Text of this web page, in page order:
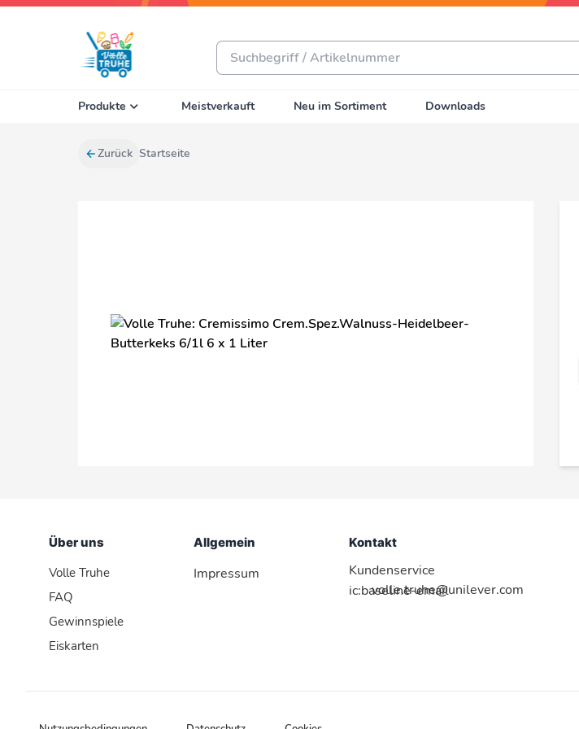
Produkte Meistverkauft Neu im Sortiment Downloads
Zurück Startseite
Über uns
Volle Truhe
FAQ
Gewinnspiele
Eiskarten
Allgemein
Impressum
Kontakt
Kundenservice
ic:baseline-email
volle.truhe@unilever.com